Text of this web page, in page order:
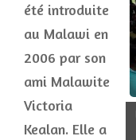
été introduite
au Malawi en
2006 par son
ami Malawite
Victoria
Kealan. Elle a